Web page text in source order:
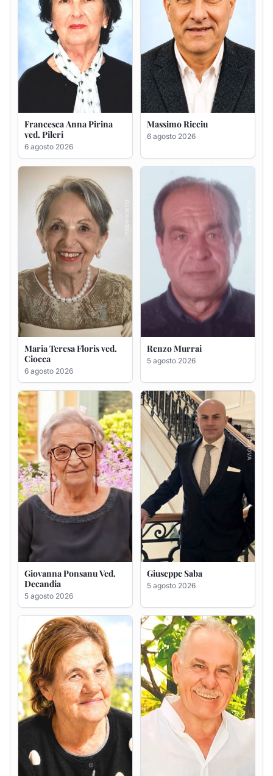
Maria Teresa Floris ved.
6 agosto 2026
Renzo Murrai
5 agosto 2026
Giovanna Ponsanu Ved.
Decandia
5 agosto 2026
Giuseppe Saba
5 agosto 2026
Maria Antonietta Orrù
ved. Peddio
5 agosto 2026
Giuseppe Deiana
5 agosto 2026